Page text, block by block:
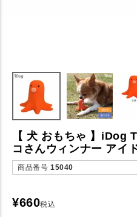
【 犬 おもちゃ 】iDog
コさんウィンナー アイ
商品番号 15040
¥660税込